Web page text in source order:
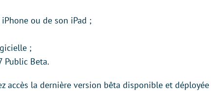
ou de son iPad ;
;
Public Beta.
accès la dernière version bêta disponible et déployée